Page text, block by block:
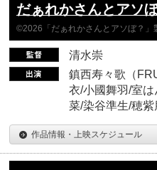
だぁれかさんとアソ
©2026「だぁれかさんとアソぼ？」
清水崇
鎮西寿々歌（
衣/小國舞羽/室
菜/染谷準生/穂
作品情報・上映スケジュール